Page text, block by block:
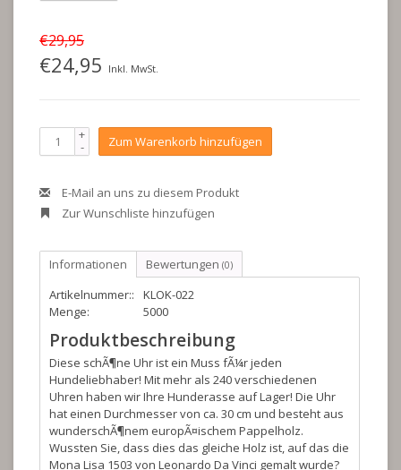
€29,95
€24,95 Inkl. MwSt.
+
- Zum Warenkorb hinzufügen
E-Mail an uns zu diesem Produkt
Zur Wunschliste hinzufügen
Informationen Bewertungen (0)
Artikelnummer::
KLOK-022
Menge:
5000
Produktbeschreibung
Diese schÃ¶ne Uhr ist ein Muss fÃ¼r jeden
Hundeliebhaber! Mit mehr als 240 verschiedenen
Uhren haben wir Ihre Hunderasse auf Lager! Die Uhr
hat einen Durchmesser von ca. 30 cm und besteht aus
wunderschÃ¶nem europÃ¤ischem Pappelholz.
Wussten Sie, dass dies das gleiche Holz ist, auf das die
Mona Lisa 1503 von Leonardo Da Vinci gemalt wurde?